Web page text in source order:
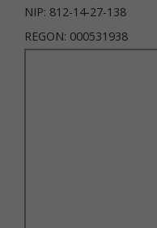
NIP: 812-14-27-138
REGON: 000531938